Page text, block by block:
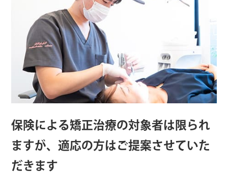
保険による矯正治療の対象者は限られ
ますが、適応の方はご提案させていた
だきます